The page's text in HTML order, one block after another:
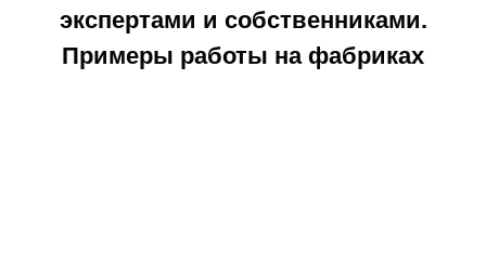
экспертами и собственниками.
Примеры работы на фабриках